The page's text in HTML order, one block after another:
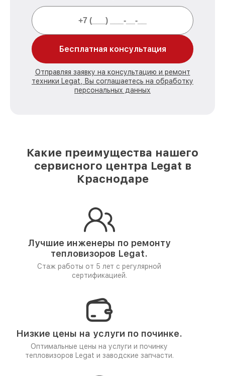
Бесплатная консультация
Отправляя заявку на консультацию и ремонт
техники Legat, Вы соглашаетесь на обработку
персональных данных
Какие преимущества нашего
сервисного центра Legat в
Краснодаре
Лучшие инженеры по ремонту
тепловизоров Legat.
Стаж работы от 5 лет с регулярной
сертификацией.
Низкие цены на услуги по починке.
Оптимальные цены на услуги и починку
тепловизоров Legat и заводские запчасти.